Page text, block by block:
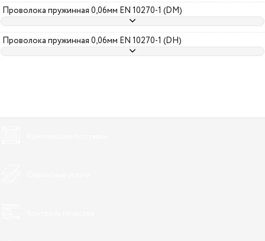
Проволока пружинная 0,06мм EN 10270-1 (DM)
Проволока пружинная 0,06мм EN 10270-1 (DH)